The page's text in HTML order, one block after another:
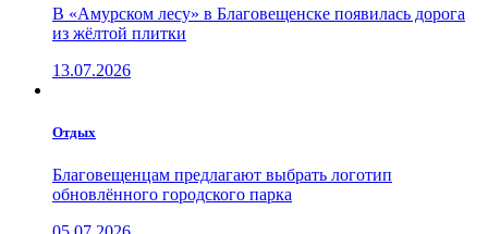
В «Амурском лесу» в Благовещенске появилась дорога
из жёлтой плитки
13.07.2026
Отдых
Благовещенцам предлагают выбрать логотип
обновлённого городского парка